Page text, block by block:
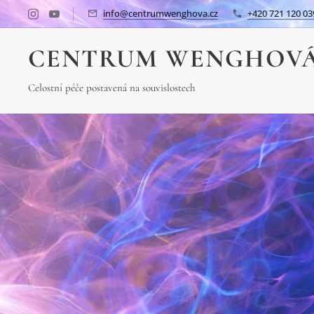
info@centrumwenghova.cz +420 721 120
CENTRUM
Celostní péče postavená na souvislostech